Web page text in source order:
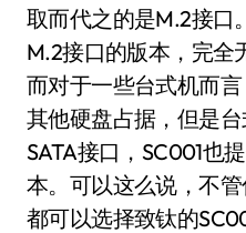
取而代之的是M.2接口
M.2接口的版本，完全
而对于一些台式机而
其他硬盘占据，但是
SATA接口，SC001也
本。可以这么说，不
都可以选择致钛的